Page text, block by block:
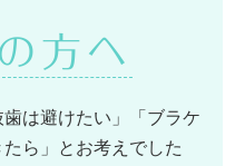
方へ
は避けたい」「ブラケ
ら」とお考えでした